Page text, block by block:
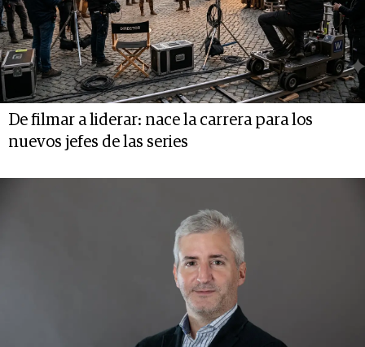
De filmar a liderar: nace la carrera para los
nuevos jefes de las series